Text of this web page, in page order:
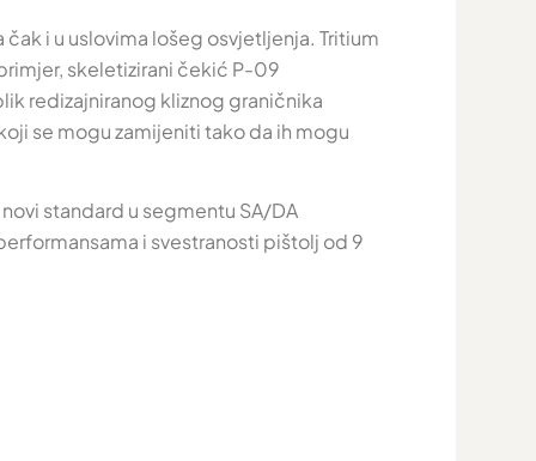
i u uslovima lošeg osvjetljenja. Tritium
skeletizirani čekić P-09
redizajniranog kliznog graničnika
se mogu zamijeniti tako da ih mogu
standard u segmentu SA/DA
i svestranosti pištolj od 9